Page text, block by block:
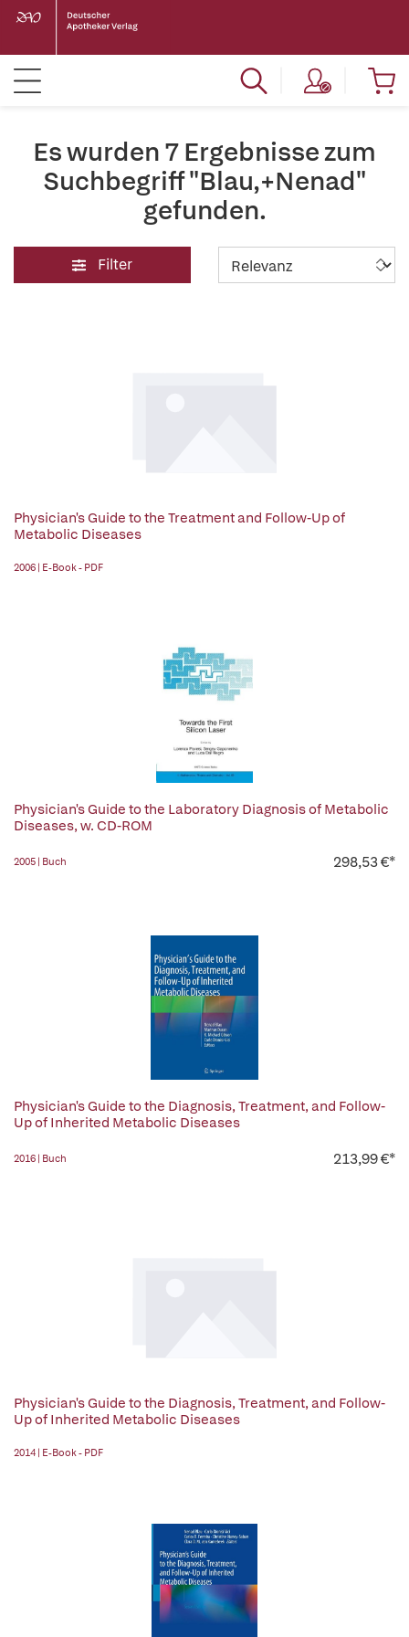
Es wurden 7 Ergebnisse zum
Suchbegriff "Blau,+Nenad"
gefunden.
Filter
Physician's Guide to the Treatment and Follow-Up of
Metabolic Diseases
2006 | E-Book - PDF
Physician's Guide to the Laboratory Diagnosis of Metabolic
Diseases, w. CD-ROM
2005 | Buch 298,53 €*
Physician's Guide to the Diagnosis, Treatment, and Follow-
Up of Inherited Metabolic Diseases
2016 | Buch 213,99 €*
Physician's Guide to the Diagnosis, Treatment, and Follow-
Up of Inherited Metabolic Diseases
2014 | E-Book - PDF